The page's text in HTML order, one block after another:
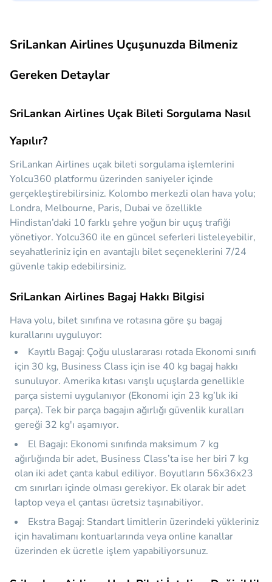
SriLankan Airlines Uçuşunuzda Bilmeniz
Gereken Detaylar
SriLankan Airlines Uçak Bileti Sorgulama Nasıl
Yapılır?
SriLankan Airlines uçak bileti sorgulama işlemlerini
Yolcu360 platformu üzerinden saniyeler içinde
gerçekleştirebilirsiniz. Kolombo merkezli olan hava yolu;
Londra, Melbourne, Paris, Dubai ve özellikle
Hindistan’daki 10 farklı şehre yoğun bir uçuş trafiği
yönetiyor. Yolcu360 ile en güncel seferleri listeleyebilir,
seyahatleriniz için en avantajlı bilet seçeneklerini 7/24
güvenle takip edebilirsiniz.
SriLankan Airlines Bagaj Hakkı Bilgisi
Hava yolu, bilet sınıfına ve rotasına göre şu bagaj
kurallarını uyguluyor:
Kayıtlı Bagaj: Çoğu uluslararası rotada Ekonomi sınıfı
için 30 kg, Business Class için ise 40 kg bagaj hakkı
sunuluyor. Amerika kıtası varışlı uçuşlarda genellikle
parça sistemi uygulanıyor (Ekonomi için 23 kg’lık iki
parça). Tek bir parça bagajın ağırlığı güvenlik kuralları
gereği 32 kg'ı aşamıyor.
El Bagajı: Ekonomi sınıfında maksimum 7 kg
ağırlığında bir adet, Business Class’ta ise her biri 7 kg
olan iki adet çanta kabul ediliyor. Boyutların 56x36x23
cm sınırları içinde olması gerekiyor. Ek olarak bir adet
laptop veya el çantası ücretsiz taşınabiliyor.
Ekstra Bagaj: Standart limitlerin üzerindeki yükleriniz
için havalimanı kontuarlarında veya online kanallar
üzerinden ek ücretle işlem yapabiliyorsunuz.